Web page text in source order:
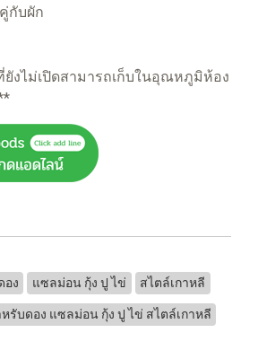
กับผัก
งไม่เปิดสามารถเก็บในอุณหภูมิห้อง
อง แซลม่อน กุ้ง ปู ไข่ สไตล์เกาหลี
รับดอง แซลม่อน กุ้ง ปู ไข่ สไตล์เกาหลี